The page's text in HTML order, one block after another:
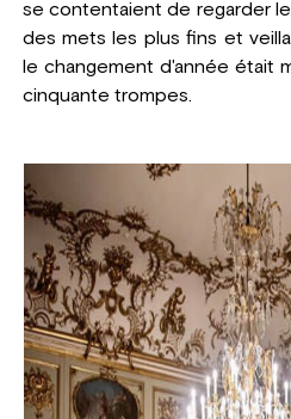
se contentaient de regarder
des mets les plus fins et
le changement d'année était
cinquante trompes.